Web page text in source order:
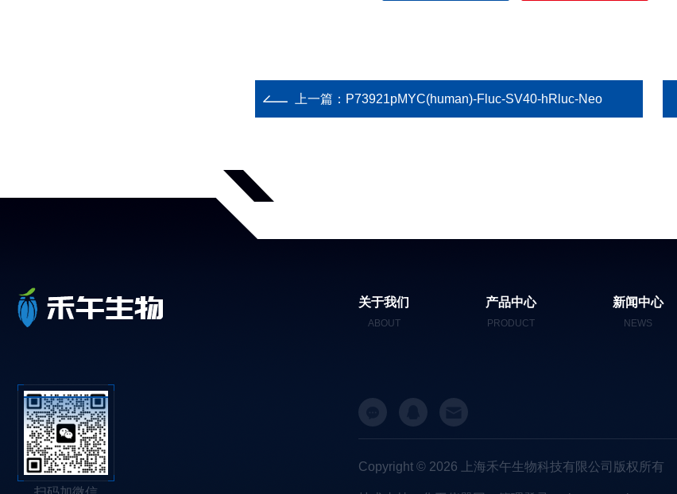
上一篇： P73921pMYC(human)-Fluc-SV40-hRluc-Neo
关于我们
ABOUT
产品中心
PRODUCT
新闻中心
NEWS
Copyright © 2026 上海禾午生物科技有限公司版权所有